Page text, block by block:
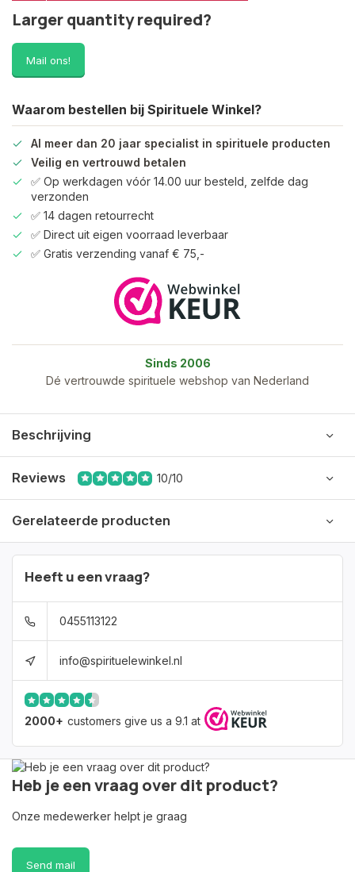
Larger quantity required?
Mail ons!
Waarom bestellen bij Spirituele Winkel?
Al meer dan 20 jaar specialist in spirituele producten
Veilig en vertrouwd betalen
✅ Op werkdagen vóór 14.00 uur besteld, zelfde dag
verzonden
✅ 14 dagen retourrecht
✅ Direct uit eigen voorraad leverbaar
✅ Gratis verzending vanaf € 75,-
Sinds 2006
Dé vertrouwde spirituele webshop van Nederland
Beschrijving
Reviews 10/10
Gerelateerde producten
Heeft u een vraag?
0455113122
info@spirituelewinkel.nl
2000+ customers give us a 9.1 at
Heb je een vraag over dit product?
Onze medewerker helpt je graag
Send mail